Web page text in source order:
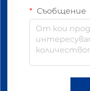
Съобщение